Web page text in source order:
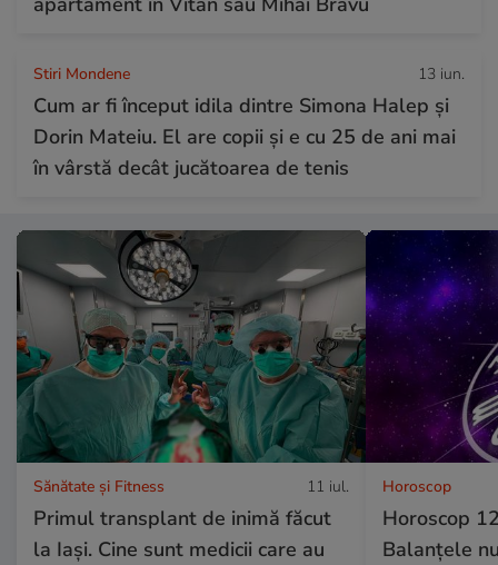
Stiri Mondene 13 iun.
Cum ar fi început idila dintre Simona Halep și
Dorin Mateiu. El are copii și e cu 25 de ani mai
în vârstă decât jucătoarea de tenis
Sănătate și Fitness 11 iul.
Primul transplant de inimă făcut
la Iași. Cine sunt medicii care au
Horoscop
Horoscop
Balanțele